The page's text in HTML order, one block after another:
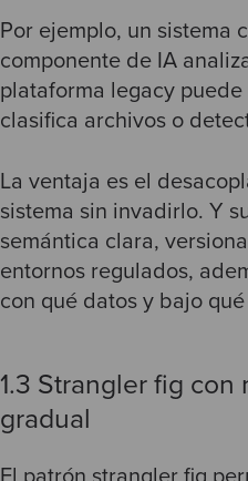
Por ejemplo, un sistema
componente de IA
plataforma legacy
clasifica archivos o
La ventaja es el
sistema sin invadirlo. Y
semántica clara,
entornos regulados,
con qué datos y bajo
1.3 Strangler fig
gradual